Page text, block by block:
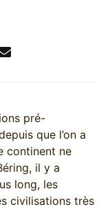
pré-
que l’on a
continent ne
il y a
long, les
civilisations très